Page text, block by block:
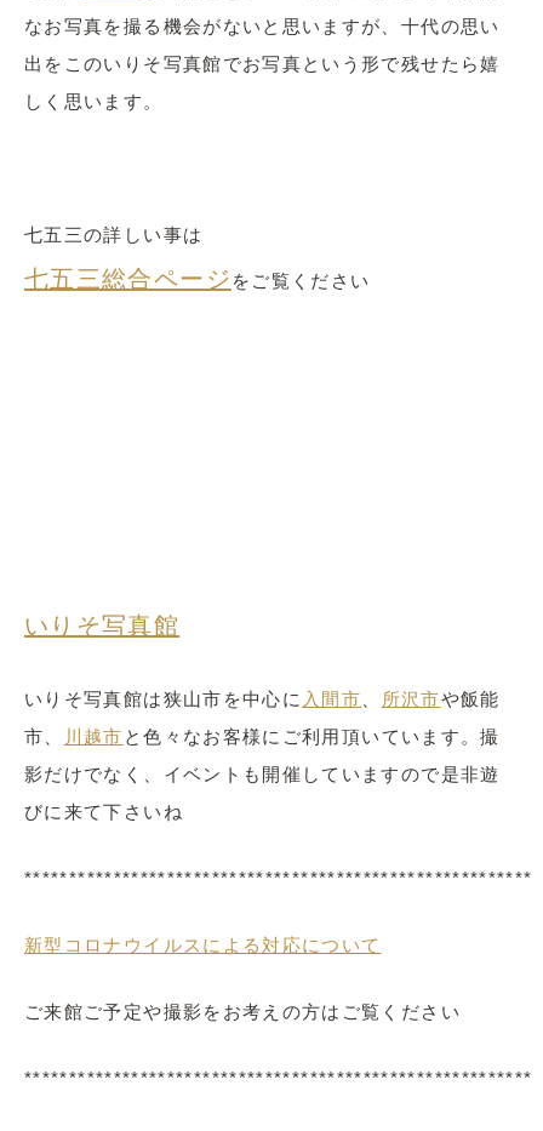
なお写真を撮る機会がないと思いますが、十代の思い
出をこのいりそ写真館でお写真という形で残せたら嬉
しく思います。
七五三の詳しい事は
七五三総合ページ をご覧ください
いりそ写真館
いりそ写真館は狭山市を中心に 入間市 所沢市や飯能
市、
川越市 と色々なお客様にご利用頂いています。撮
影だけでなく、イベントも開催していますので是非遊
びに来て下さいね
*********************************************************
新型コロナウイルスによる対応について
ご来館ご予定や撮影をお考えの方はご覧ください
*********************************************************